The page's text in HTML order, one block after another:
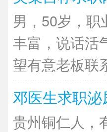
男，50岁，
丰富，说话活
望有意老板联
邓医生求职
贵州铜仁人，